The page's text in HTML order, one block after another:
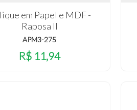
em Papel e MDF -
Raposa II
APM3-275
R$ 11,94